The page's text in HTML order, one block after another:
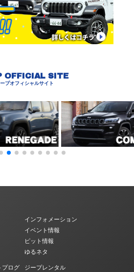
OFFICIAL SITE
プオフィシャルサイト
インフォメーション
イベント情報
ピット情報
ゆるネタ
プログ
ジープレンタル